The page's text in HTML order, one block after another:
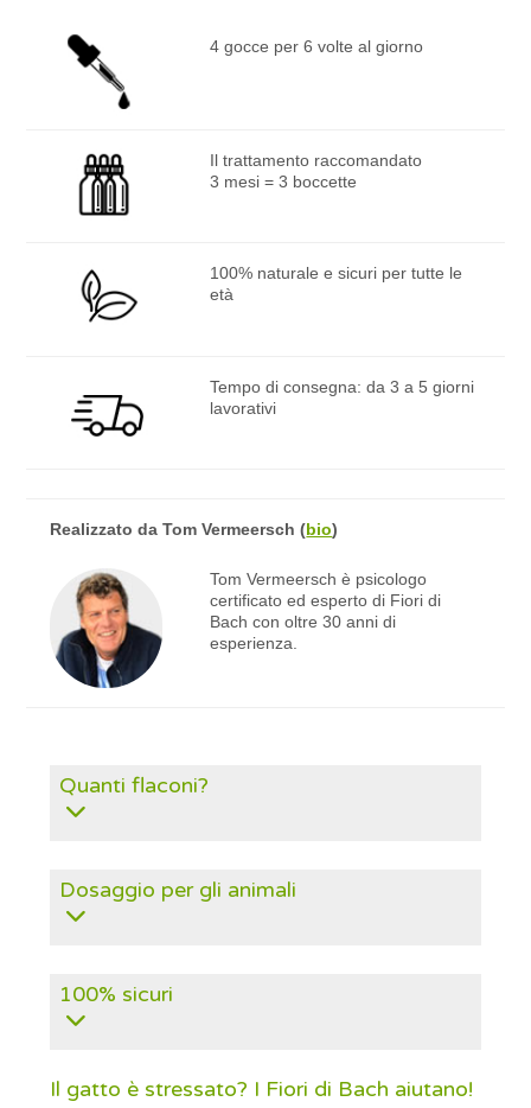
4 gocce per 6 volte al giorno
Il trattamento raccomandato
3 mesi = 3 boccette
100% naturale e sicuri per tutte le
età
Tempo di consegna: da 3 a 5 giorni
lavorativi
Realizzato daTom Vermeersch (bio)
Tom Vermeersch è psicologo
certificato ed esperto di Fiori di
Bach con oltre 30 anni di
esperienza.
Quanti flaconi?
Dosaggio per gli animali
100% sicuri
Il gatto è stressato? I Fiori di Bach aiutano!